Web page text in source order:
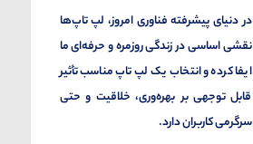
در دنیای پیشرفته فناوری امروز، لپ تاپ‌ها
نقشی اساسی در زندگی روزمره و حرفه‌ای ما
ایفا کرده و انتخاب یک لپ تاپ مناسب تأثیر
قابل توجهی بر بهره‌وری، خلاقیت و حتی
سرگرمی کاربران دارد.